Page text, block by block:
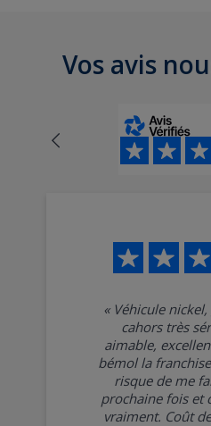
Vos avis
« Véhicule
cahors très
aimable,
bémol la
risque de me
prochaine fois et
vraiment. Coût